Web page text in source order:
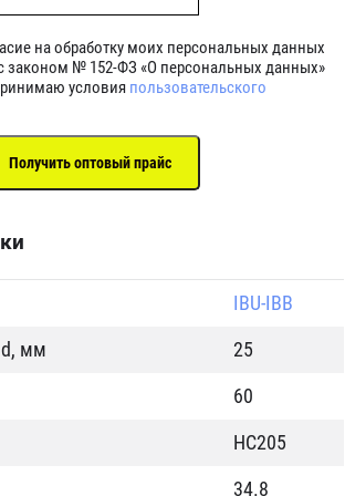
на обработку моих персональных данных
законом № 152-ФЗ «О персональных данных»
условия пользовательского
IBU-IBB
d, мм
25
60
HC205
34.8